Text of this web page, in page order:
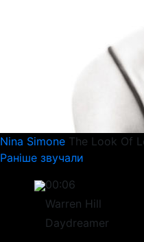
Nina Simone The Look Of
Раніше звучали
00:06
Warren Hill
Daydreamer